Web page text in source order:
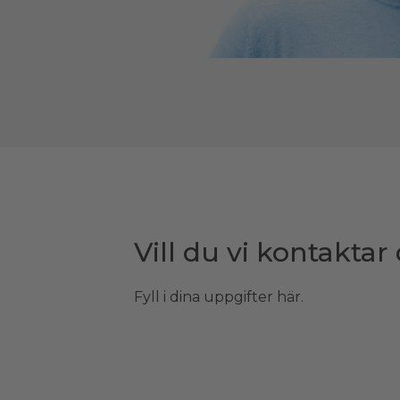
Vill du vi kontaktar
Fyll i dina uppgifter här.